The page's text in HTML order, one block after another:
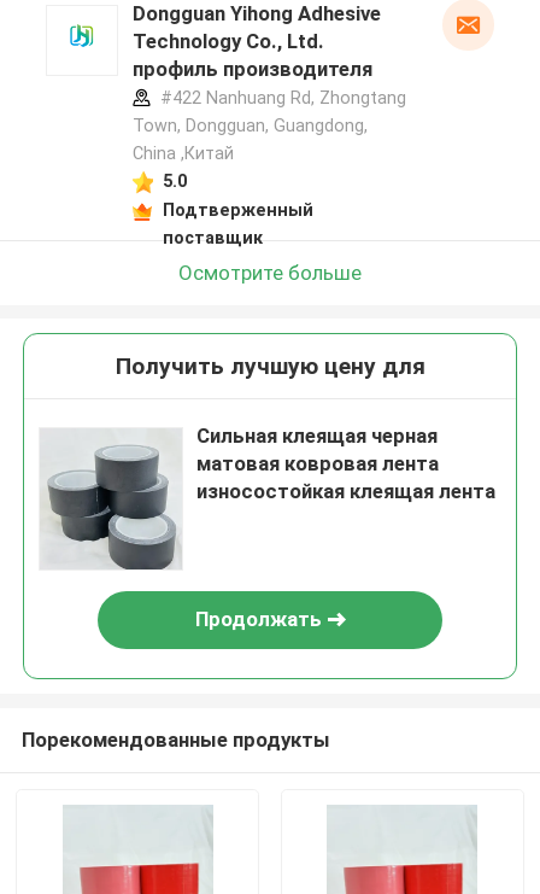
Dongguan Yihong Adhesive
Technology Co., Ltd.
профиль производителя
#422 Nanhuang Rd, Zhongtang
Town, Dongguan, Guangdong,
China ,Китай
5.0
Подтверженный
поставщик
Осмотрите больше
Получить лучшую цену для
Сильная клеящая черная
матовая ковровая лента
износостойкая клеящая лента
Продолжать
Порекомендованные продукты